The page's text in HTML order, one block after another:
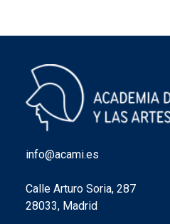
info@acami.es
Calle Arturo Soria, 287
28033, Madrid